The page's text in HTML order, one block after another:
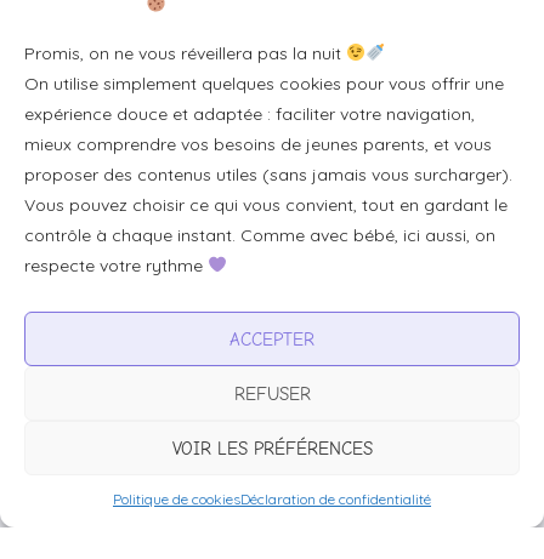
Promis, on ne vous réveillera pas la nuit
On utilise simplement quelques cookies pour vous offrir une
expérience douce et adaptée : faciliter votre navigation,
mieux comprendre vos besoins de jeunes parents, et vous
proposer des contenus utiles (sans jamais vous surcharger).
Vous pouvez choisir ce qui vous convient, tout en gardant le
contrôle à chaque instant. Comme avec bébé, ici aussi, on
respecte votre rythme
ACCEPTER
REFUSER
VOIR LES PRÉFÉRENCES
Politique de cookiesDéclaration de confidentialité
Se connecter/S'inscrire
FAQ / Livraison & accès
À propos
Plan du site
Tous les articles
Professionnels & partenariats
Visibilité pour votre marque
Proposer un produit ou un service